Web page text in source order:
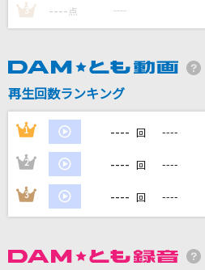
君をのせて
嵐(アラシ)
カラオケ最新情報を
3 ---- 点 ----
再生回数ランキング
1 ---- 回 ----
2 ---- 回 ----
3 ---- 回 ----